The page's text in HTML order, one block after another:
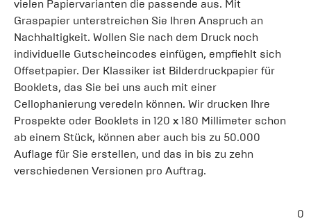
vielen Papiervarianten die passende aus. Mit
Graspapier unterstreichen Sie Ihren Anspruch an
Nachhaltigkeit. Wollen Sie nach dem Druck noch
individuelle Gutscheincodes einfügen, empfiehlt sich
Offsetpapier. Der Klassiker ist Bilderdruckpapier für
Booklets, das Sie bei uns auch mit einer
Cellophanierung veredeln können. Wir drucken Ihre
Prospekte oder Booklets in 120 x 180 Millimeter schon
ab einem Stück, können aber auch bis zu 50.000
Auflage für Sie erstellen, und das in bis zu zehn
verschiedenen Versionen pro Auftrag.
0